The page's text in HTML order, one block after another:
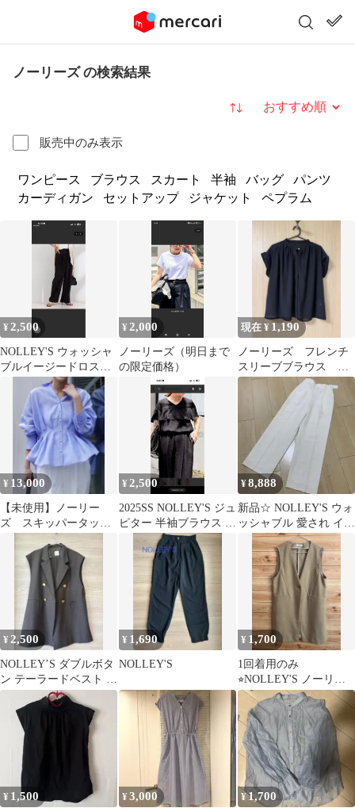
ノーリーズ の検索結果
販売中のみ表示
並び替え
ワンピース ブラウス スカート 半袖 バッグ
パンツ
カーディガン
セットアップ ジャケット ペプラム
¥ 2,500
NOLLEY'S ウォッシャ
ブルイージードロスト
ワイドパンツ ブラック
¥ 2,000
ノーリーズ（明日まで
の限定価格）
現在 ¥ 1,190
ノーリーズ フレンチ
スリーブブラウス ネ
イビー
¥ 13,000
【未使用】ノーリー
ズ スキッパータック
¥ 2,500
2025SS NOLLEY'S ジュ
ピター 半袖ブラウス ブ
ラック
¥8,888
新品☆ NOLLEY'S ウォ
ッシャブル 愛され イー
ジータック ワイドパン
¥2,500
NOLLEY’S ダブルボタ
ン テーラードベスト ジ
レ ダークブラウン
¥ 1,690
NOLLEY'S
¥ 1,700
1回着用のみ
⭐︎NOLLEY'S ノーリー
ズ ロングジレ 38サイズ
¥ 1,500 ¥3,000 ¥1,700